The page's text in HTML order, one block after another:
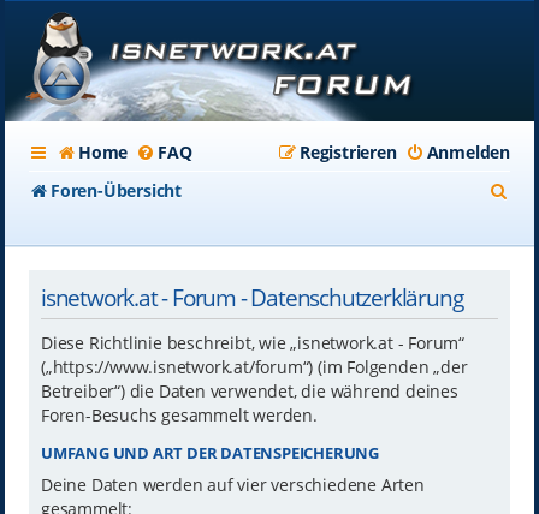
Home FAQ Anmelden
Registrieren
Foren-Übersicht
isnetwork.at - Forum - Datenschutzerklärung
Diese Richtlinie beschreibt, wie „isnetwork.at - Forum“
(„https://www.isnetwork.at/forum“) (im Folgenden „der
Betreiber“) die Daten verwendet, die während deines
Foren-Besuchs gesammelt werden.
UMFANG UND ART DER DATENSPEICHERUNG
Deine Daten werden auf vier verschiedene Arten
gesammelt: